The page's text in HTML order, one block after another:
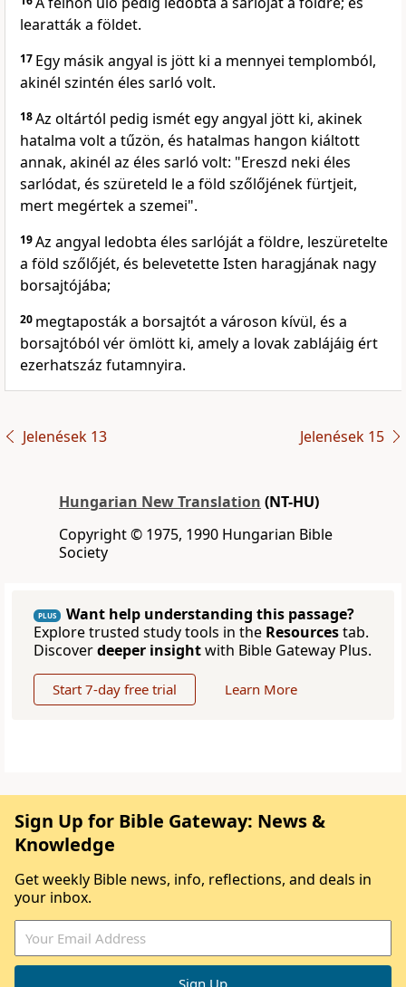
learatták a földet.
17 Egy másik angyal is jött ki a mennyei templomból,
akinél szintén éles sarló volt.
18Az oltártól pedig ismét egy angyal jött ki, akinek
hatalma volt a tűzön, és hatalmas hangon kiáltott
annak, akinél az éles sarló volt: "Ereszd neki éles
sarlódat, és szüreteld le a föld szőlőjének fürtjeit,
mert megértek a szemei".
19Az angyal ledobta éles sarlóját a földre, leszüretelte
a föld szőlőjét, és belevetette Isten haragjának nagy
borsajtójába;
20 megtaposták a borsajtót a városon kívül, és a
borsajtóból vér ömlött ki, amely a lovak zablájáig ért
ezerhatszáz futamnyira.
Jelenések 13 Jelenések 15
Hungarian New Translation (NT-HU)
Copyright © 1975, 1990 Hungarian Bible
Society
PLUS
Want help understanding this passage?
Explore trusted study tools in the Resourcestab.
Discoverdeeper insightwith Bible Gateway Plus.
Start 7-day free trial Learn More
Sign Up for Bible Gateway: News &
Knowledge
Get weekly Bible news, info, reflections, and deals in
your inbox.